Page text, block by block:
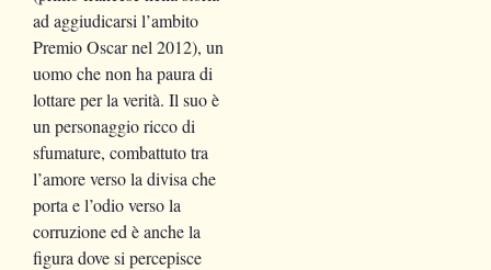
ad aggiudicarsi l’ambito
Premio Oscar nel 2012), un
uomo che non ha paura di
lottare per la verità. Il suo è
un personaggio ricco di
sfumature, combattuto tra
l’amore verso la divisa che
porta e l’odio verso la
corruzione ed è anche la
figura dove si percepisce